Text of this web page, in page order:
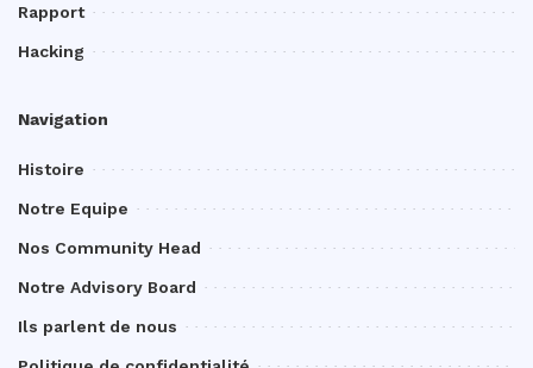
Rapport
Hacking
Navigation
Histoire
Notre Equipe
Nos Community Head
Notre Advisory Board
Ils parlent de nous